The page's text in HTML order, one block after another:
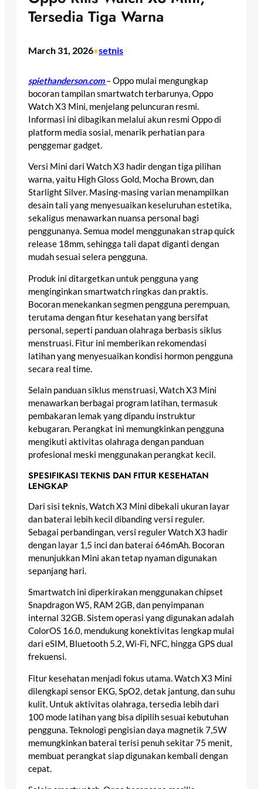
Tersedia Tiga Warna
March 31, 2026•setnis
spiethanderson.com– Oppo mulai mengungkap
bocoran tampilan smartwatch terbarunya, Oppo
Watch X3 Mini, menjelang peluncuran resmi.
Informasi ini dibagikan melalui akun resmi Oppo di
platform media sosial, menarik perhatian para
penggemar gadget.
Versi Mini dari Watch X3 hadir dengan tiga pilihan
warna, yaitu High Gloss Gold, Mocha Brown, dan
Starlight Silver. Masing-masing varian menampilkan
desain tali yang menyesuaikan keseluruhan estetika,
sekaligus menawarkan nuansa personal bagi
penggunanya. Semua model menggunakan strap quick
release 18mm, sehingga tali dapat diganti dengan
mudah sesuai selera pengguna.
Produk ini ditargetkan untuk pengguna yang
menginginkan smartwatch ringkas dan praktis.
Bocoran menekankan segmen pengguna perempuan,
terutama dengan fitur kesehatan yang bersifat
personal, seperti panduan olahraga berbasis siklus
menstruasi. Fitur ini memberikan rekomendasi
latihan yang menyesuaikan kondisi hormon pengguna
secara real time.
Selain panduan siklus menstruasi, Watch X3 Mini
menawarkan berbagai program latihan, termasuk
pembakaran lemak yang dipandu instruktur
kebugaran. Perangkat ini memungkinkan pengguna
mengikuti aktivitas olahraga dengan panduan
profesional meski menggunakan perangkat kecil.
SPESIFIKASI TEKNIS DAN FITUR KESEHATAN
LENGKAP
Dari sisi teknis, Watch X3 Mini dibekali ukuran layar
dan baterai lebih kecil dibanding versi reguler.
Sebagai perbandingan, versi reguler Watch X3 hadir
dengan layar 1,5 inci dan baterai 646mAh. Bocoran
menunjukkan Mini akan tetap nyaman digunakan
sepanjang hari.
Smartwatch ini diperkirakan menggunakan chipset
Snapdragon W5, RAM 2GB, dan penyimpanan
internal 32GB. Sistem operasi yang digunakan adalah
ColorOS 16.0, mendukung konektivitas lengkap mulai
dari eSIM, Bluetooth 5.2, Wi-Fi, NFC, hingga GPS dual
frekuensi.
Fitur kesehatan menjadi fokus utama. Watch X3 Mini
dilengkapi sensor EKG, SpO2, detak jantung, dan suhu
kulit. Untuk aktivitas olahraga, tersedia lebih dari
100 mode latihan yang bisa dipilih sesuai kebutuhan
pengguna. Teknologi pengisian daya magnetik 7,5W
memungkinkan baterai terisi penuh sekitar 75 menit,
membuat perangkat siap digunakan kembali dengan
cepat.